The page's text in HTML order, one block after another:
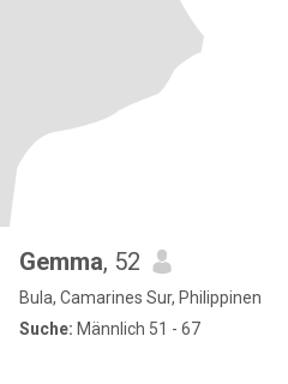
Gemma, 52
Bula, Camarines Sur, Philippinen
Suche: Männlich 51 - 67